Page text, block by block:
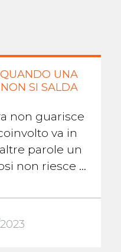
UNA
SI SALDA
non guarisce
va in
parole un
non riesce a